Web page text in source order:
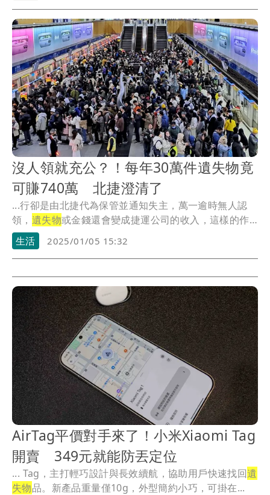
沒人領就充公？！每年30萬件遺失物竟
可賺740萬 北捷澄清了
...行卻是由北捷代為保管並通知失主，萬一逾時無人認
領， 遺失物或金錢還會變成捷運公司的收入，這樣的作
法恐有...
生活 2025/01/05 15:32
AirTag平價對手來了！小米Xiaomi Tag
開賣 349元就能防丟定位
... Tag，主打輕巧設計與長效續航，協助用戶快速找回遺
失物品。新產品重量僅10g，外型簡約小巧，可掛在...